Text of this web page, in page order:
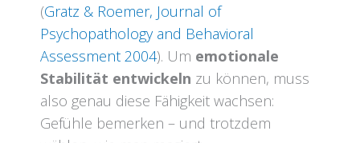
(Gratz & Roemer, Journal of
Psychopathology and Behavioral
Assessment 2004). Um emotionale
Stabilität entwickeln zu können, muss
also genau diese Fähigkeit wachsen:
Gefühle bemerken – und trotzdem